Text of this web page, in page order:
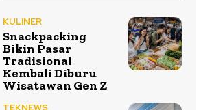
KULINER
Snackpacking
Bikin Pasar
Tradisional
Kembali Diburu
Wisatawan Gen Z
TEKNEWS